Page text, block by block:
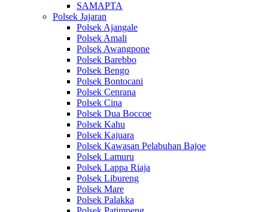
SAMAPTA
Polsek Jajaran
Polsek Ajangale
Polsek Amali
Polsek Awangpone
Polsek Barebbo
Polsek Bengo
Polsek Bontocani
Polsek Cenrana
Polsek Cina
Polsek Dua Boccoe
Polsek Kahu
Polsek Kajuara
Polsek Kawasan Pelabuhan Bajoe
Polsek Lamuru
Polsek Lappa Riaja
Polsek Libureng
Polsek Mare
Polsek Palakka